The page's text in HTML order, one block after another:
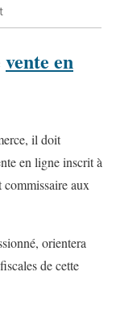
vente en
il doit
en ligne inscrit à
commissaire aux
orientera
de cette